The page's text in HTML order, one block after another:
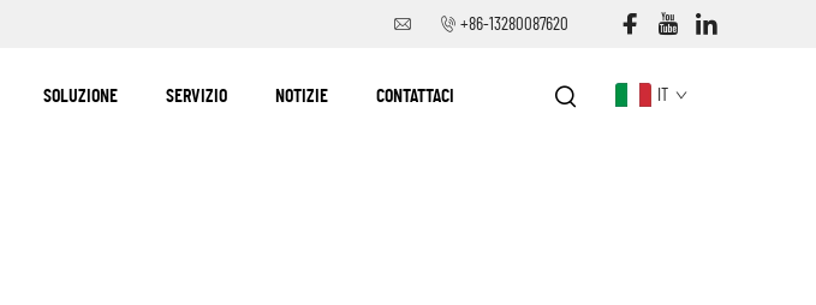
+86-13280087620
SOLUZIONE SERVIZIO NOTIZIE CONTATTACI